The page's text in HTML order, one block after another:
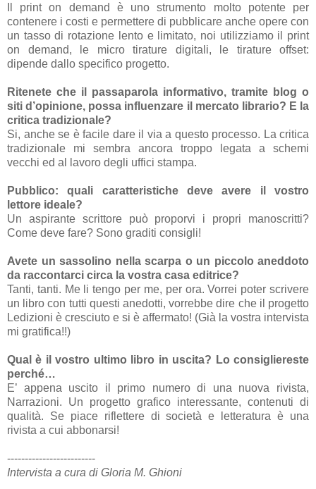
Il print on demand è uno strumento molto potente per
contenere i costi e permettere di pubblicare anche opere con
un tasso di rotazione lento e limitato, noi utilizziamo il print
on demand, le micro tirature digitali, le tirature offset:
dipende dallo specifico progetto.
Ritenete che il passaparola informativo, tramite blog o
siti d’opinione, possa influenzare il mercato librario? E la
critica tradizionale?
Si, anche se è facile dare il via a questo processo. La critica
tradizionale mi sembra ancora troppo legata a schemi
vecchi ed al lavoro degli uffici stampa.
Pubblico: quali caratteristiche deve avere il vostro
lettore ideale?
Un aspirante scrittore può proporvi i propri manoscritti?
Come deve fare? Sono graditi consigli!
Avete un sassolino nella scarpa o un piccolo aneddoto
da raccontarci circa la vostra casa editrice?
Tanti, tanti. Me li tengo per me, per ora. Vorrei poter scrivere
un libro con tutti questi anedotti, vorrebbe dire che il progetto
Ledizioni è cresciuto e si è affermato! (Già la vostra intervista
mi gratifica!!)
Qual è il vostro ultimo libro in uscita? Lo consigliereste
perché…
E’ appena uscito il primo numero di una nuova rivista,
Narrazioni. Un progetto grafico interessante, contenuti di
qualità. Se piace riflettere di società e letteratura è una
rivista a cui abbonarsi!
-------------------------
Intervista a cura di Gloria M. Ghioni